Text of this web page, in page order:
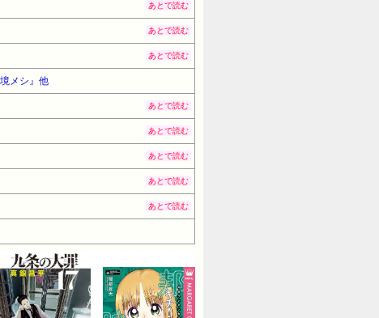
あとで読む
あとで読む
あとで読む
メシ』他
あとで読む
あとで読む
あとで読む
あとで読む
あとで読む